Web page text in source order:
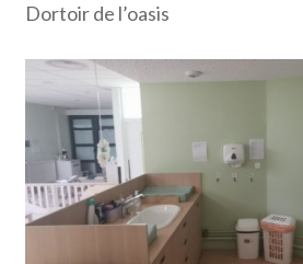
Dortoir de l’oasis